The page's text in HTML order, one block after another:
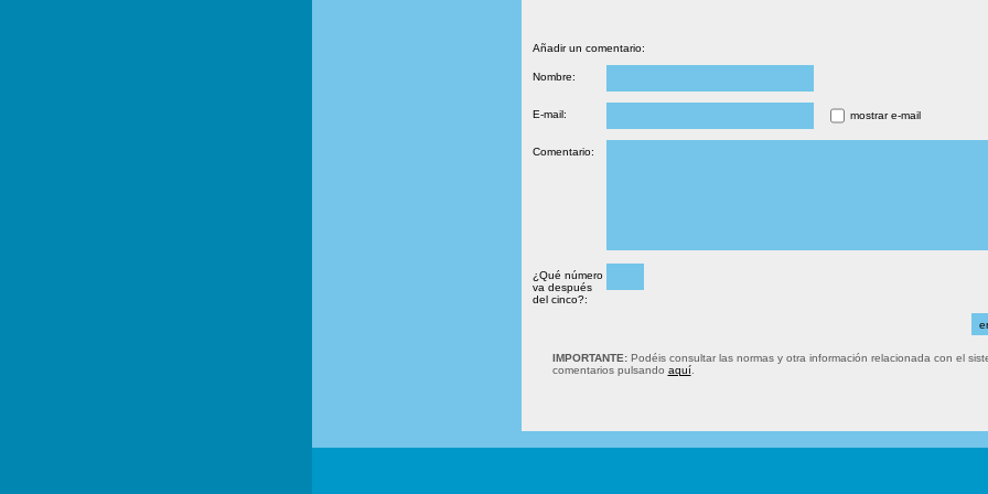
Añadir un comentario:
Nombre:
E-mail: mostrar e-mail
Comentario:
¿Qué número
va después
del cinco?:
IMPORTANTE:Podéis consultar las normas y otra información relacionada con el
comentarios pulsando aquí.